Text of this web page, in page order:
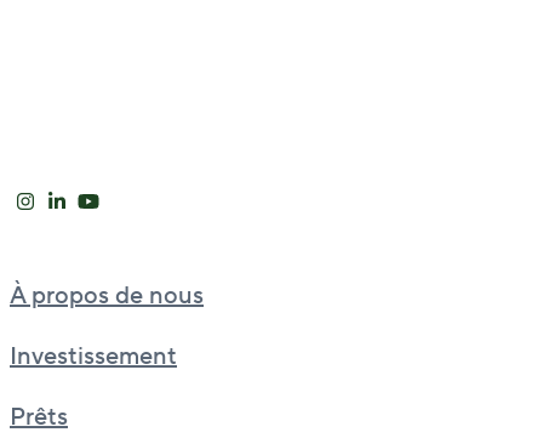
À propos de nous
Investissement
Prêts